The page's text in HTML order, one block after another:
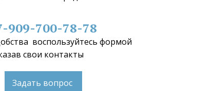
909-700-78-78
воспользуйтесь формой
свои контакты
Задать вопрос